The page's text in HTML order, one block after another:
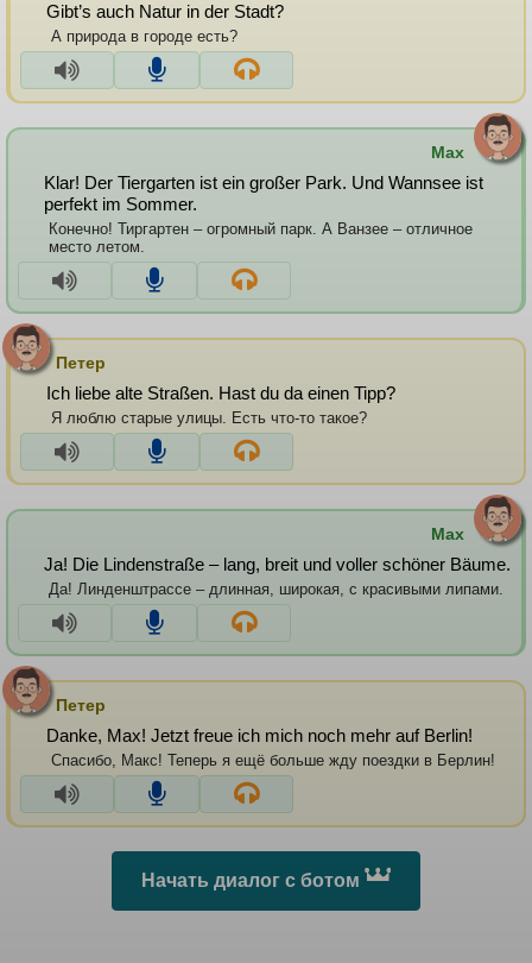
Gibt’s auch Natur in der Stadt?
А природа в городе есть?
Max
Klar! Der Tiergarten ist ein großer Park. Und Wannsee ist
perfekt im Sommer.
Конечно! Тиргартен – огромный парк. А Ванзее – отличное
место летом.
Петер
Ich liebe alte Straßen. Hast du da einen Tipp?
Я люблю старые улицы. Есть что-то такое?
Max
Ja! Die Lindenstraße – lang, breit und voller schöner Bäume.
Да! Линденштрассе – длинная, широкая, с красивыми липами.
Петер
Danke, Max! Jetzt freue ich mich noch mehr auf Berlin!
Спасибо, Макс! Теперь я ещё больше жду поездки в Берлин!
Начать диалог с ботом